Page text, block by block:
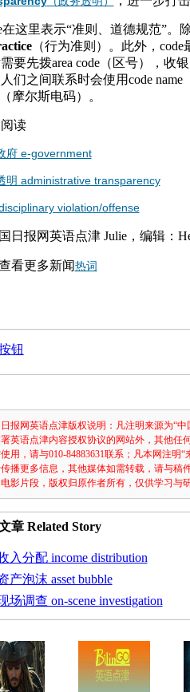
在这里表示“准则、道德规范”。
（行为准则）。此外，
要先拨area code（区号），收
们之间联系时会使用code
摩尔斯电码）。
读
府 e-government
明 administrative transparency
violation/offense
国日报网英语点津 Julie，编辑：
看更多新闻热词
钮
报网英语点津版权说明：凡注明来源为“
署英语点津内容授权协议的网站外，其他任
用，请与010-84883631联系；凡本网注
播更多信息，其他媒体如需转载，请与稿
影片段，版权归原作者所有，仅供学习与
章 Related Story
入分配 income distribution
产泡沫 asset bubble
场调查 on-scene investigation